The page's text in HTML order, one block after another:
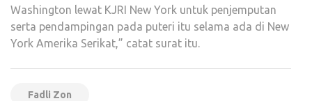
Washington lewat KJRI New York untuk penjemputan
serta pendampingan pada puteri itu selama ada di New
York Amerika Serikat,” catat surat itu.
Fadli Zon